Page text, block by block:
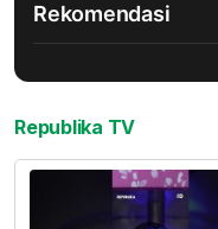
Rekomendasi
Republika TV